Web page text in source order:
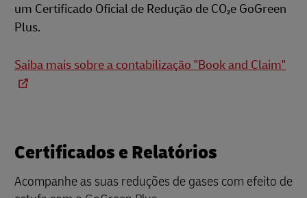
um Certificado Oficial de Redução de CO₂e GoGreen
Plus.
Saiba mais sobre a contabilização "Book and Claim"
Certificados e Relatórios
Acompanhe as suas reduções de gases com efeito de